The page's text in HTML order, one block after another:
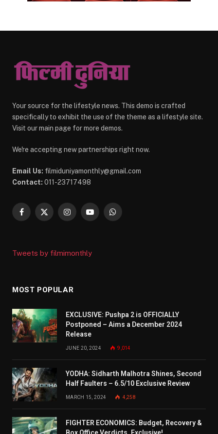
Your source for the lifestyle news. This demo is crafted
specifically to exhibit the use of the theme as a lifestyle site.
Visit our main page for more demos.
We're accepting new partnerships right now.
Email Us: filmiduniyamonthly@gmail.com
Contact: 011-23717498
Facebook
X
InstagramYouTubeWhatsApp
Tweets by filmimonthly
MOST POPULAR
EXCLUSIVE: Pushpa 2 is OFFICIALLY
Postponed – Aims a December 2024
Release
JUNE 20, 2024 9,014
YODHA: Sidharth Malhotra Shines, Second
Half Faulters – 6.5/10 Exclusive Review
MARCH 15, 2024 4,258
FIGHTER ECONOMICS: Budget, Recovery &